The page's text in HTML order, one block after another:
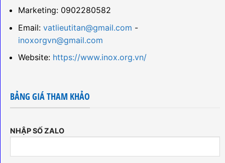
Marketing: 0902280582
Email: vatlieutitan@gmail.com -
inoxorgvn@gmail.com
Website: https://www.inox.org.vn/
BẢNG GIÁ THAM KHẢO
NHẬP SỐ ZALO